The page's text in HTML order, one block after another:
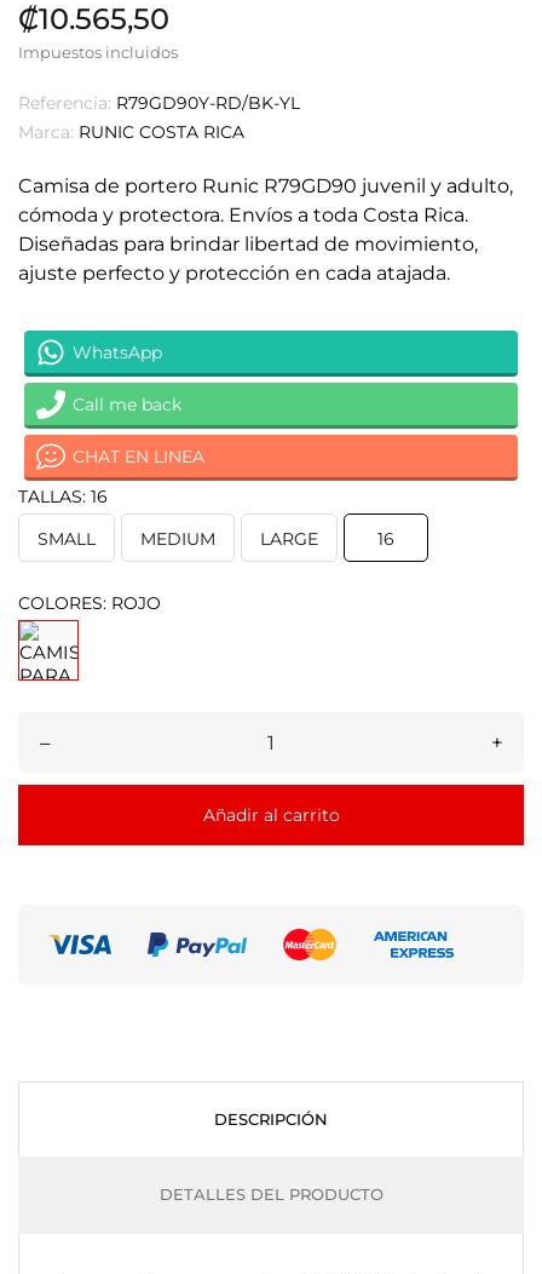
₡10.565,50
Impuestos incluidos
Referencia: R79GD90Y-RD/BK-YL
Marca: RUNIC COSTA RICA
Camisa de portero Runic R79GD90 juvenil y adulto,
cómoda y protectora. Envíos a toda Costa Rica.
Diseñadas para brindar libertad de movimiento,
ajuste perfecto y protección en cada atajada.
WhatsApp
Call me back
CHAT EN LINEA
TALLAS: 16
SMALL
MEDIUM LARGE 16
COLORES: ROJO
– +
Añadir al carrito
DESCRIPCIÓN
DETALLES DEL PRODUCTO